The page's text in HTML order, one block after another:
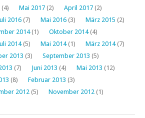
(4) Mai 2017 (2) April 2017 (2)
2016 (7) Mai 2016 (3) März 2015 (2)
2014(1) Oktober 2014(4)
2014(5) Mai 2014(1) März 2014(7)
2013 (3) September 2013 (5)
(7) Juni 2013 (4) Mai 2013 (12)
(8) Februar 2013 (3)
2012 (5) November 2012 (1)